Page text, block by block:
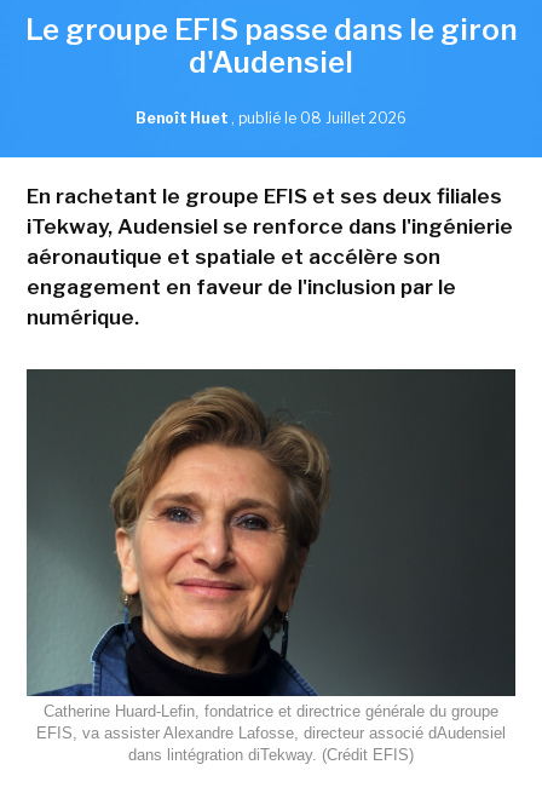
Le groupe EFIS passe dans le giron
d'Audensiel
Benoît Huet , publié le 08 Juillet 2026
En rachetant le groupe EFIS et ses deux filiales
iTekway, Audensiel se renforce dans l'ingénierie
aéronautique et spatiale et accélère son
engagement en faveur de l'inclusion par le
numérique.
Catherine Huard-Lefin, fondatrice et directrice générale du groupe
EFIS, va assister Alexandre Lafosse, directeur associé dAudensiel
dans lintégration diTekway. (Crédit EFIS)